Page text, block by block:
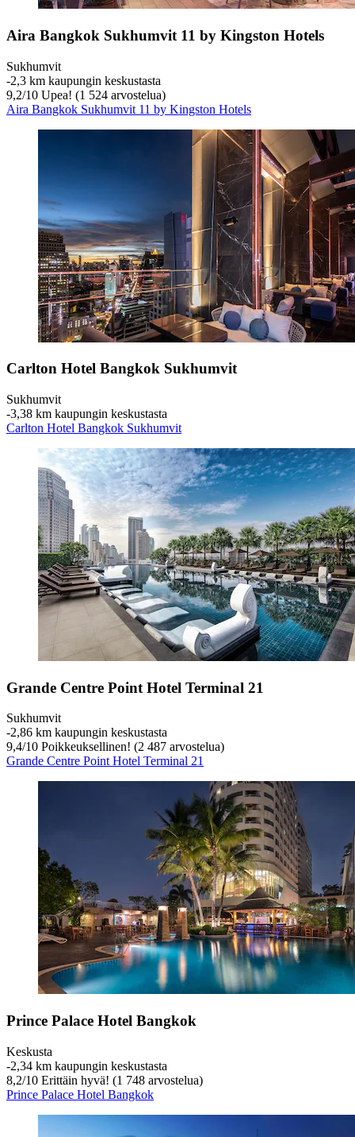
Aira Bangkok Sukhumvit 11 by Kingston Hotels
Sukhumvit
‐2,3 km kaupungin keskustasta
9,2/10 Upea! (1 524 arvostelua)
Aira Bangkok Sukhumvit 11 by Kingston Hotels
Carlton Hotel Bangkok Sukhumvit
Sukhumvit
‐3,38 km kaupungin keskustasta
Carlton Hotel Bangkok Sukhumvit
Grande Centre Point Hotel Terminal 21
Sukhumvit
‐2,86 km kaupungin keskustasta
9,4/10 Poikkeuksellinen! (2 487 arvostelua)
Grande Centre Point Hotel Terminal 21
Prince Palace Hotel Bangkok
Keskusta
‐2,34 km kaupungin keskustasta
8,2/10 Erittäin hyvä! (1 748 arvostelua)
Prince Palace Hotel Bangkok